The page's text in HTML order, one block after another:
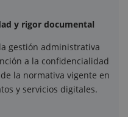
y rigor documental
gestión administrativa
a la confidencialidad
la normativa vigente en
y servicios digitales.